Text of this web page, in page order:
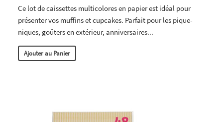
Ce lot de caissettes multicolores en papier est idéal pour
présenter vos muffins et cupcakes. Parfait pour les pique-
niques, goûters en extérieur, anniversaires...
Ajouter au Panier